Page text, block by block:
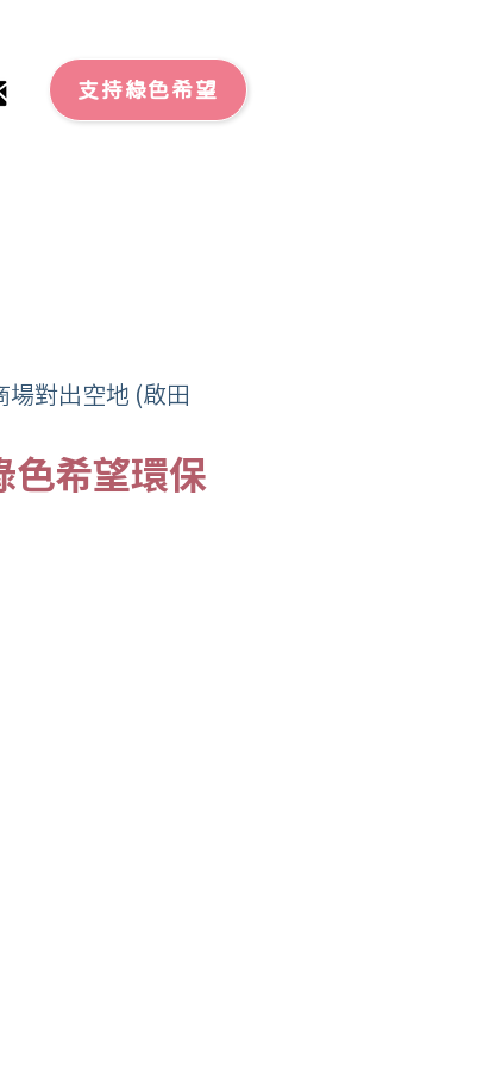
支持綠色希望
場對出空地 (啟田
色希望環保